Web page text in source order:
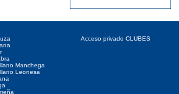
Manchega
Leonesa
Acceso privado CLUBES